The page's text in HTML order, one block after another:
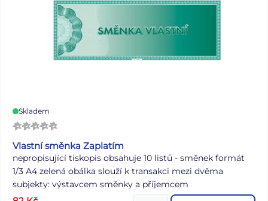
Skladem
Vlastní směnka Zaplatím
nepropisující tiskopis obsahuje 10 listů - směnek formát
1/3 A4 zelená obálka slouží k transakci mezi dvěma
subjekty: výstavcem směnky a příjemcem